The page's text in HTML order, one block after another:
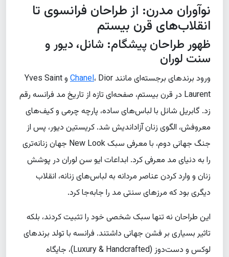
نوآوران مدرن: از طراحان فرانسوی تا
انقلاب‌های قرن بیستم
ظهور طراحان پیشگام: شانل، دیور و
سنت لوران
ورود برندهای برجسته‌ای مانند Chanel
، Dior و Yves Saint
Laurent در قرن بیستم، صفحه‌ای تازه از تاریخ مد فرانسه رقم
زد. گابریل شانل با لباس‌های ساده، پارچه چرمی و کیف‌های
معروفش، الگوی زنان آزاداندیش شد. کریستین دیور، پس از
جنگ جهانی دوم، با معرفی سبک New Look جهان زنانه‌تری
را به دنیای مد معرفی کرد. ابداعات ایو سن لوران در پوشش
زنان و وارد کردن عناصر مردانه به لباس‌های زنانه، انقلاب
دیگری بود که مرزهای سنتی مد را جابه‌جا کرد.
این طراحان نه تنها سبک شخصی خود را تثبیت کردند، بلکه
تاثیر بسیاری بر فشن جهانی داشتند. فرانسه با تولد برندهای
لوکس و دست‌دوز (Luxury & Handcrafted)، جایگاه